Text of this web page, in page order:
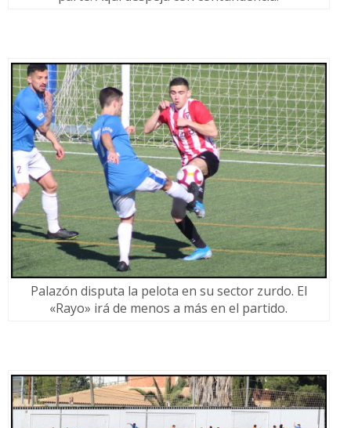
Palazón disputa la pelota en su sector zurdo. El
«Rayo» irá de menos a más en el partido.